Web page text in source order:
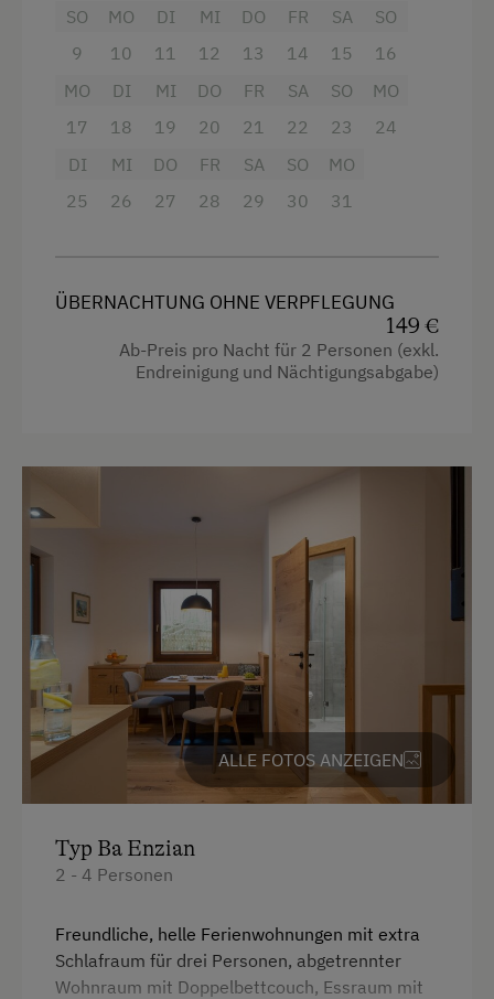
Aussicht auf eine Berglandschaft
Balkon/Terrasse
Dusche
Safe
Wasserkocher
Familienzimmer
Kühlschrank
Heizung
Kaffeemaschine
Getränkeerwerb im Haus
Seeblick
Küchenausstattung
Wlan
Küche
Doppelbett (Kingsize)
SO
9
MO
10
DI
11
MI
12
DO
13
FR
14
SA
15
SO
16
MO
17
DI
18
MI
19
DO
20
FR
21
SA
22
SO
23
MO
24
DI
25
MI
26
DO
27
FR
28
SA
29
SO
30
MO
31
ÜBERNACHTUNG OHNE VERPFLEGUNG
149 €
Ab-Preis pro Nacht für 2 Personen (exkl.
Endreinigung und Nächtigungsabgabe)
ALLE FOTOS ANZEIGEN
Typ Ba Enzian
2 - 4 Personen
Freundliche, helle Ferienwohnungen mit extra
Schlafraum für drei Personen, abgetrennter
Wohnraum mit Doppelbettcouch, Essraum mit